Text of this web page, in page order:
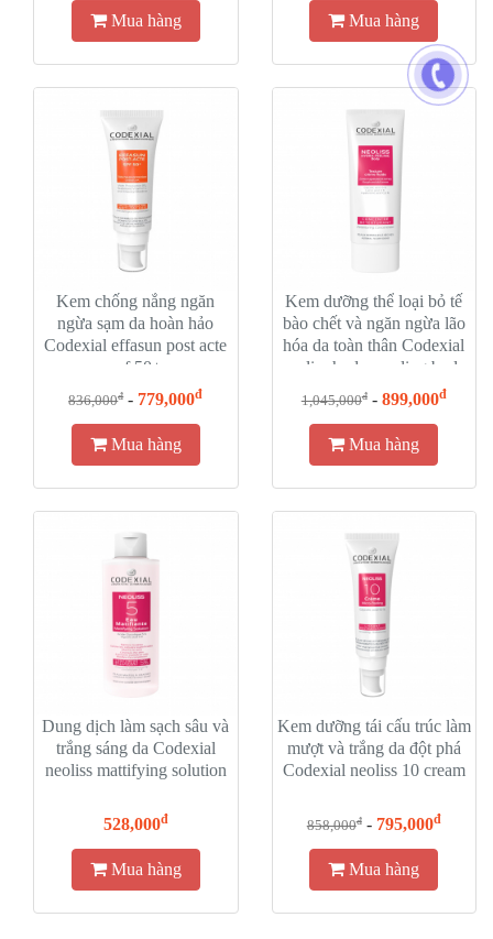
Mua hàng Mua hàng
Kem chống nắng ngăn
ngừa sạm da hoàn hảo
Codexial effasun post acte
spf 50+
836,000đ- 779,000đ
Mua hàng
Kem dưỡng thể loại bỏ tế
bào chết và ngăn ngừa lão
hóa da toàn thân Codexial
neoliss hydra peeling body
1,045,000đ- 899,000đ
Mua hàng
Dung dịch làm sạch sâu và
trắng sáng da Codexial
neoliss mattifying solution
528,000đ
Mua hàng
Kem dưỡng tái cấu trúc làm
mượt và trắng da đột phá
Codexial neoliss 10 cream
858,000đ- 795,000đ
Mua hàng